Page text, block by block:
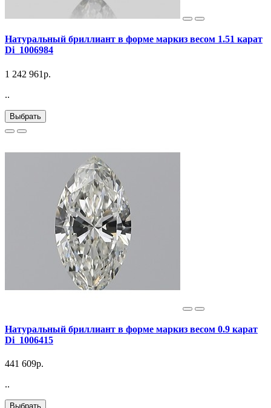
Натуральный бриллиант в форме маркиз весом 1.51 карат
Di_1006984
1 242 961р.
..
Выбрать
Натуральный бриллиант в форме маркиз весом 0.9 карат
Di_1006415
441 609р.
..
Выбрать